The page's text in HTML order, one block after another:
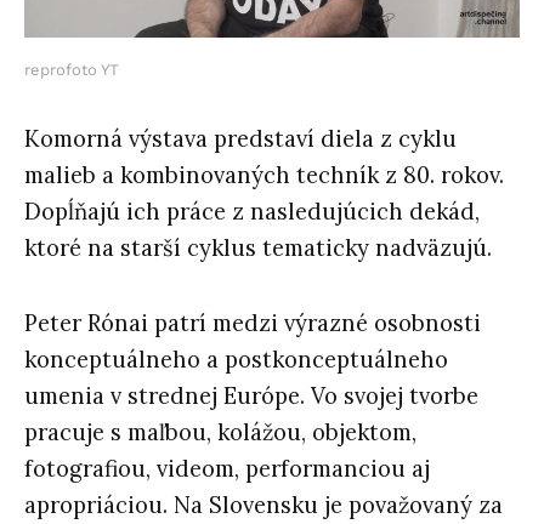
reprofoto YT
Komorná výstava predstaví diela z cyklu
malieb a kombinovaných techník z 80. rokov.
Dopĺňajú ich práce z nasledujúcich dekád,
ktoré na starší cyklus tematicky nadväzujú.
Peter Rónai patrí medzi výrazné osobnosti
konceptuálneho a postkonceptuálneho
umenia v strednej Európe. Vo svojej tvorbe
pracuje s maľbou, kolážou, objektom,
fotografiou, videom, performanciou aj
apropriáciou. Na Slovensku je považovaný za